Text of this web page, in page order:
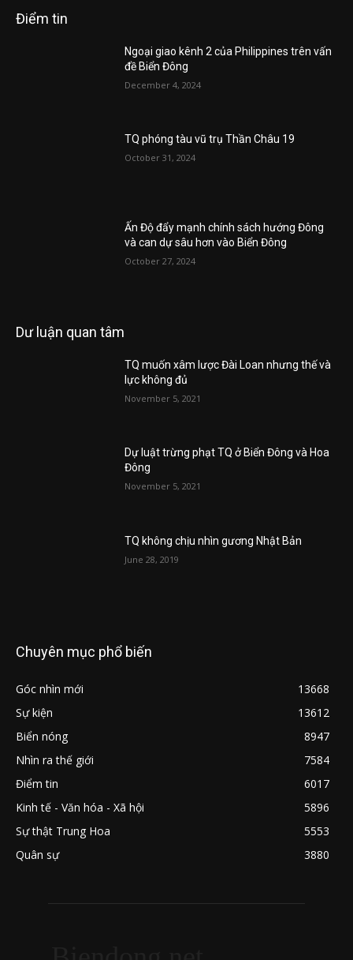
Điểm tin
Ngoại giao kênh 2 của Philippines trên vấn
đề Biển Đông
December 4, 2024
TQ phóng tàu vũ trụ Thần Châu 19
October 31, 2024
Ấn Độ đẩy mạnh chính sách hướng Đông
và can dự sâu hơn vào Biển Đông
October 27, 2024
Dư luận quan tâm
TQ muốn xâm lược Đài Loan nhưng thế và
lực không đủ
November 5, 2021
Dự luật trừng phạt TQ ở Biển Đông và Hoa
Đông
November 5, 2021
TQ không chịu nhìn gương Nhật Bản
June 28, 2019
Chuyên mục phổ biến
Góc nhìn mới
13668
Sự kiện
13612
Biển nóng
8947
Nhìn ra thế giới
7584
Điểm tin
6017
Kinh tế - Văn hóa - Xã hội
5896
Sự thật Trung Hoa
5553
Quân sự
3880